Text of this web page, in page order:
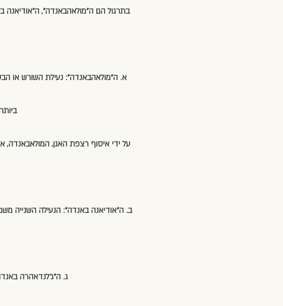
בתרגול הם ה"מולאהבאנדה", ה"אודיאנה
א. ה"מולאהבאנדה": נעילת השורש או
על ידי איסוף רצפת האגן, המולאבאנדה,
ב. ה"אודיאנה באנדה": הנעילה השנייה
ג. ה"ג'לנדאהרה